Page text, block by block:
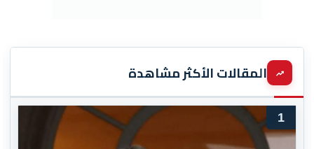
المقالات الأكثر مشاهدة
1